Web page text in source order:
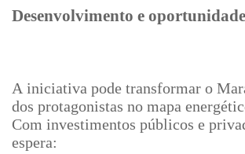
Desenvolvimento e
A iniciativa pode transformar o
dos protagonistas no mapa
Com investimentos públicos e
espera: